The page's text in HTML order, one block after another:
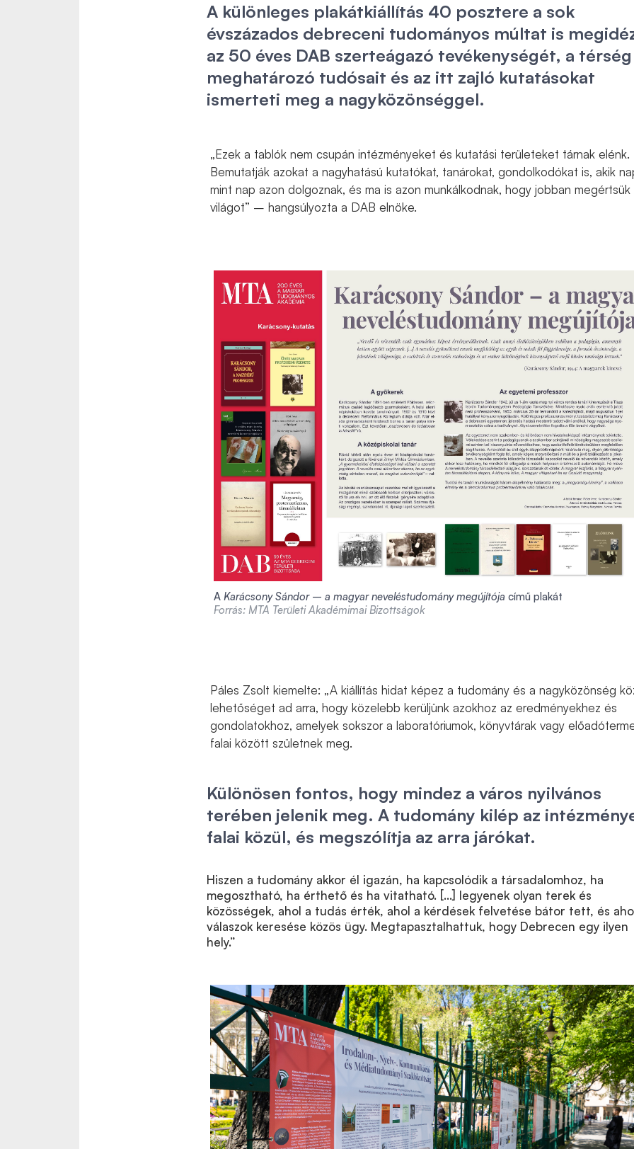
A különleges plakátkiállítás 40 posztere a sok
évszázados debreceni tudományos múltat is
az 50 éves DAB szerteágazó tevékenységét, a térség
meghatározó tudósait és az itt zajló kutatásokat
ismerteti meg a nagyközönséggel.
„Ezek a tablók nem csupán intézményeket és kutatási területeket tárnak elénk.
Bemutatják azokat a nagyhatású kutatókat, tanárokat, gondolkodókat is, akik
mint nap azon dolgoznak, és ma is azon munkálkodnak, hogy jobban megértsük
világot” – hangsúlyozta a DAB elnöke.
A Karácsony Sándor – a magyar neveléstudomány megújítója című plakát
Forrás: MTA Területi Akadémimai Bizottságok
Páles Zsolt kiemelte: „A kiállítás hidat képez a tudomány és a nagyközönség
lehetőséget ad arra, hogy közelebb kerüljünk azokhoz az eredményekhez és
gondolatokhoz, amelyek sokszor a laboratóriumok, könyvtárak vagy
falai között születnek meg.
Különösen fontos, hogy mindez a város nyilvános
terében jelenik meg. A tudomány kilép az
falai közül, és megszólítja az arra járókat.
Hiszen a tudomány akkor él igazán, ha kapcsolódik a társadalomhoz, ha
megosztható, ha érthető és ha vitatható. […] legyenek olyan terek és
közösségek, ahol a tudás érték, ahol a kérdések felvetése bátor tett, és
válaszok keresése közös ügy. Megtapasztalhattuk, hogy Debrecen egy ilyen
hely.”